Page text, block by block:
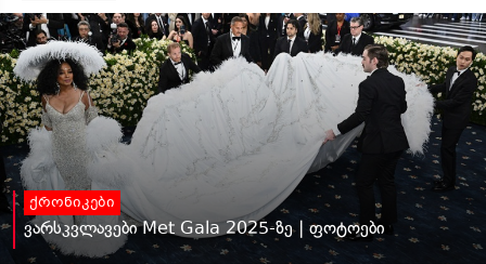
ქრონიკები
ვარსკვლავები Met Gala 2025-ზე | ფოტოები